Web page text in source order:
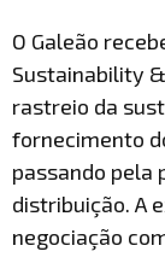
O Galeão
Sustainability
rastreio da
fornecimento
passando pela
distribuição. A
negociação